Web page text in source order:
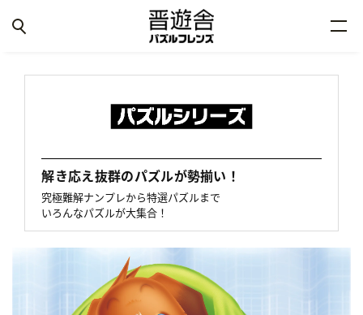
解き応え抜群のパズルが勢揃い！
究極難解ナンプレから特選パズルまで
いろんなパズルが大集合！